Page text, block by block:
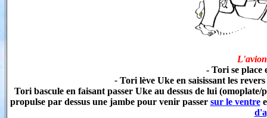
- Tori se place
- Tori lève Uke en saisissant les
Tori bascule en faisant passer Uke au dessus de lui
propulse par dessus une jambe pour venir passer sur le ventre